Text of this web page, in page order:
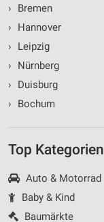
›
Bremen
›
Hannover
›
Leipzig
›
Nürnberg
›
Duisburg
›
Bochum
Top Kategorien
Auto & Motorrad
Baby & Kind
Baumärkte